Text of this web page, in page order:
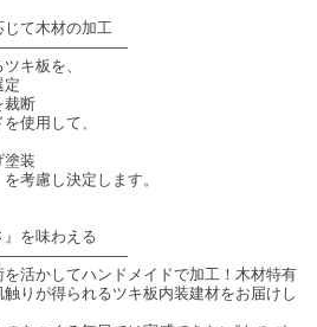
て木材の加工
キ板を、
定
裁断
使用して、
塗装
考慮し決定します。
を味わえる
活かしてハンドメイドで加工！木材特有
りが得られるツキ板内装建材をお届けし